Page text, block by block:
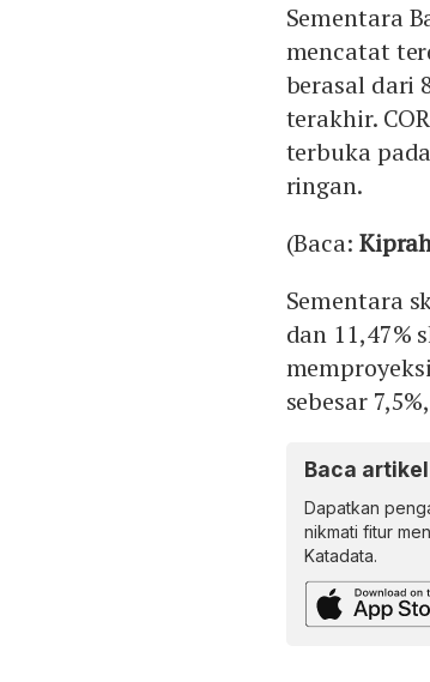
Sementara
mencatat
berasal dari
terakhir.
terbuka
ringan.
(Baca:
Sementara
dan 11,47%
sebesar
Baca
Dapatkan
nikmati fitur
Katadata.